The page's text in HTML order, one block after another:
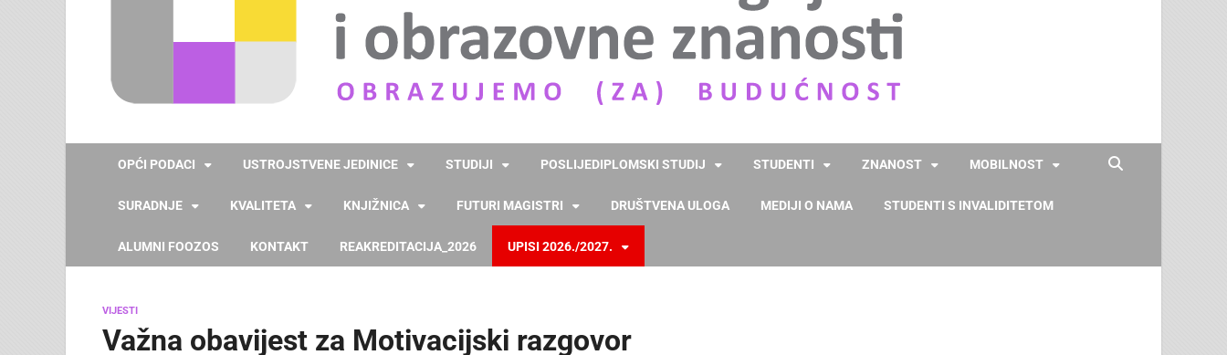
OPĆI PODACI USTROJSTVENE JEDINICE STUDIJI POSLIJEDIPLOMSKI STUDIJ STUDENTI ZNANOST MOBILNOST
SURADNJE KVALITETA KNJIŽNICA FUTURI MAGISTRI DRUŠTVENA ULOGA MEDIJI O NAMA STUDENTI S INVALIDITETOM
ALUMNI FOOZOS KONTAKT REAKREDITACIJA_2026 UPISI 2026./2027.
VIJESTI
Važna obavijest za Motivacijski razgovor